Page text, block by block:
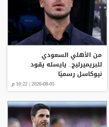
من الأهلي السعودي
للبريميرليج.. يايسله يقود
نيوكاسل رسميًا
2026-08-05 | 10:22 م